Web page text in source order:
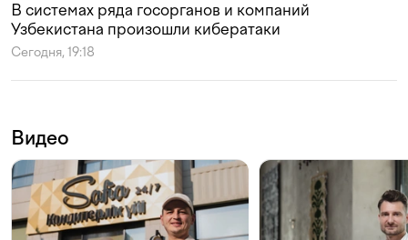
В системах ряда госорганов и компаний
Узбекистана произошли кибератаки
Сегодня, 19:18
Видео